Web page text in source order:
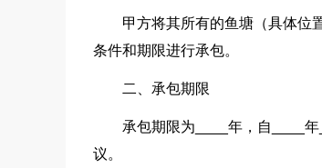
甲方将其所有的鱼塘（具体位
条件和期限进行承包。
二、承包期限
承包期限为____年，自____
议。